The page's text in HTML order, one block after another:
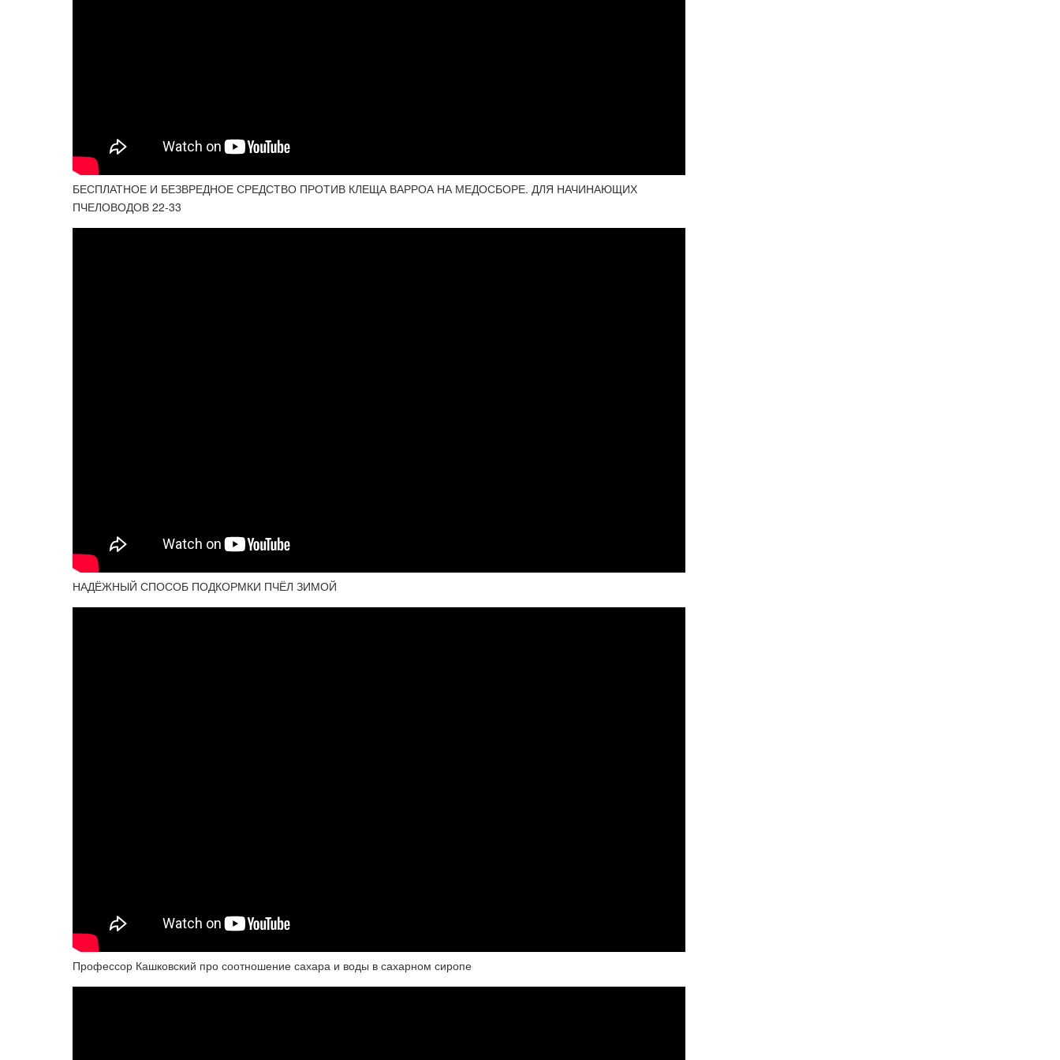
БЕСПЛАТНОЕ И БЕЗВРЕДНОЕ СРЕДСТВО ПРОТИВ КЛЕЩА ВАРРОА НА МЕДОСБОРЕ. ДЛЯ НАЧИНАЮЩИХ
ПЧЕЛОВОДОВ 22-33
НАДЁЖНЫЙ СПОСОБ ПОДКОРМКИ ПЧЁЛ ЗИМОЙ
Профессор Кашковский про соотношение сахара и воды в сахарном сиропе